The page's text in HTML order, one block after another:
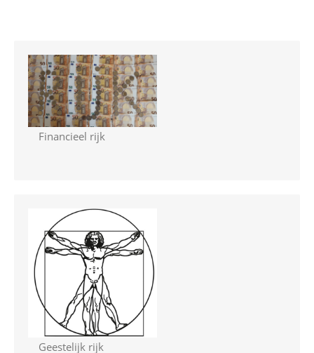
Financieel rijk
Geestelijk rijk